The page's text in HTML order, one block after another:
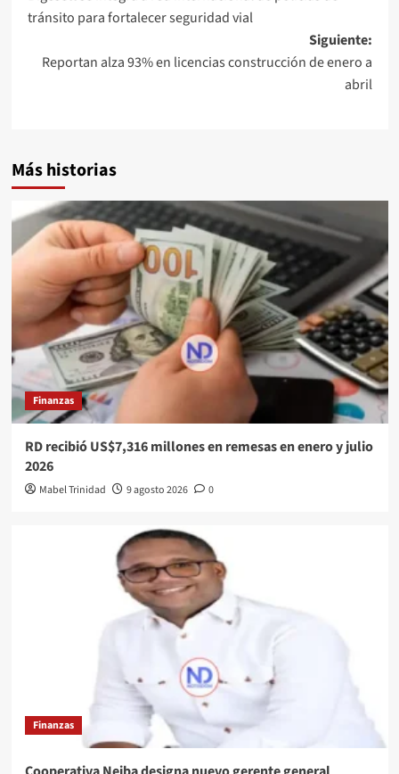
tránsito para fortalecer seguridad vial
Siguiente:
Reportan alza 93% en licencias construcción de enero a
abril
Más historias
Finanzas
RD recibió US$7,316 millones en remesas en enero y julio
2026
Mabel Trinidad 9 agosto 2026 0
Finanzas